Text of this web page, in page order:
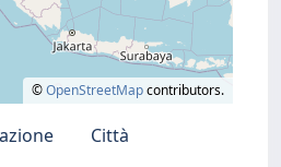
©OpenStreetMapcontributors.
Città